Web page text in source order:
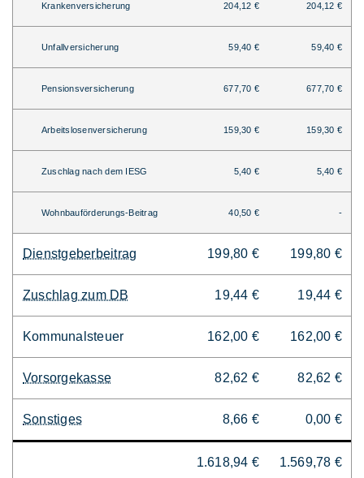
Krankenversicherung 204,12 € 204,12 €
Unfallversicherung 59,40 € 59,40 €
Pensionsversicherung 677,70 € 677,70 €
Arbeitslosenversicherung 159,30 € 159,30 €
Zuschlag nach dem IESG 5,40 € 5,40 €
Wohnbauförderungs-Beitrag 40,50 € -
Dienstgeberbeitrag 199,80 € 199,80 €
Zuschlag zum DB 19,44 € 19,44 €
Kommunalsteuer 162,00 € 162,00 €
Vorsorgekasse 82,62 € 82,62 €
Sonstiges 8,66 € 0,00 €
1.618,94 € 1.569,78 €